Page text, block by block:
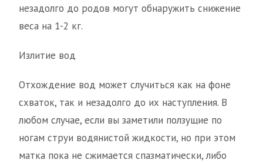
незадолго до родов могут обнаружить снижение
веса на 1-2 кг.
Излитие вод
Отхождение вод может случиться как на фоне
схваток, так и незадолго до их наступления. В
любом случае, если вы заметили ползущие по
ногам струи водянистой жидкости, но при этом
матка пока не сжимается спазматически, либо